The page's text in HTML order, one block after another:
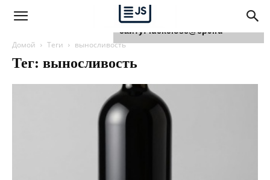
Домой Теги выносливость
Тег: выносливость
Для любых предложений по
сайту: luckclose@cp9.ru